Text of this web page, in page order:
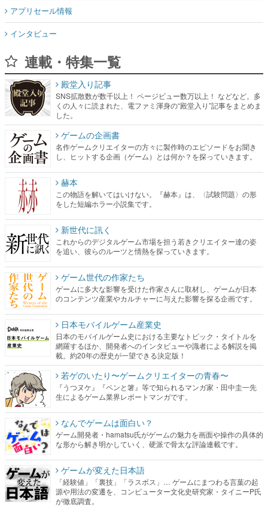
アプリセール情報
インタビュー
連載・特集一覧
殿堂入り記事
SNS拡散数が数千以上！ ページビュー数万以上！ などなど。多
くの人々に読まれた、電ファミ渾身の“殿堂入り”記事をまとめま
した。
ゲームの企画書
名作ゲームクリエイターの方々に製作時のエピソードをお聞き
し、ヒットする企画（ゲーム）とは何か？を探っていきます。
赫本
この物語を解いてはいけない。『赫本』は、〈試験問題〉の形
をした短編ホラー小説集です。
新世代に訊く
これからのデジタルゲーム市場を担う若きクリエイター達の姿
を追い、彼らのルーツと情熱を探っていきます。
ゲーム世代の作家たち
ゲームに多大な影響を受けた作家さんに取材し、ゲームが日本
のコンテンツ産業やカルチャーに与えた影響を探る企画です。
日本モバイルゲーム産業史
日本のモバイルゲーム史における主要なトピック・タイトルを
網羅するほか、開発者へのインタビューや識者による解説を掲
載。約20年の歴史が一望できる決定版！
若ゲのいたり〜ゲームクリエイターの青春〜
『うつヌケ』『ペンと箸』等で知られるマンガ家・田中圭一先
生によるゲーム業界レポートマンガです。
なんでゲームは面白い？
ゲーム開発者・hamatsu氏がゲームの魅力を画面や操作の具体的
な形から解き明かしていく、硬派で骨太な評論連載です。
ゲームが変えた日本語
「経験値」「裏技」「ラスボス」… ゲームにまつわる言葉の起
源や用法の変遷を、コンピューター文化史研究家・タイニーP氏
が徹底調査。